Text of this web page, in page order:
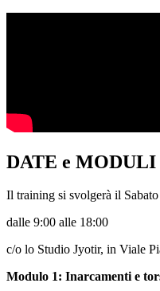
DATE e MODULI
Il training si svolgerà il
dalle 9:00 alle 18:00
c/o lo Studio Jyotir, in Viale
Modulo 1: Inarcamenti e